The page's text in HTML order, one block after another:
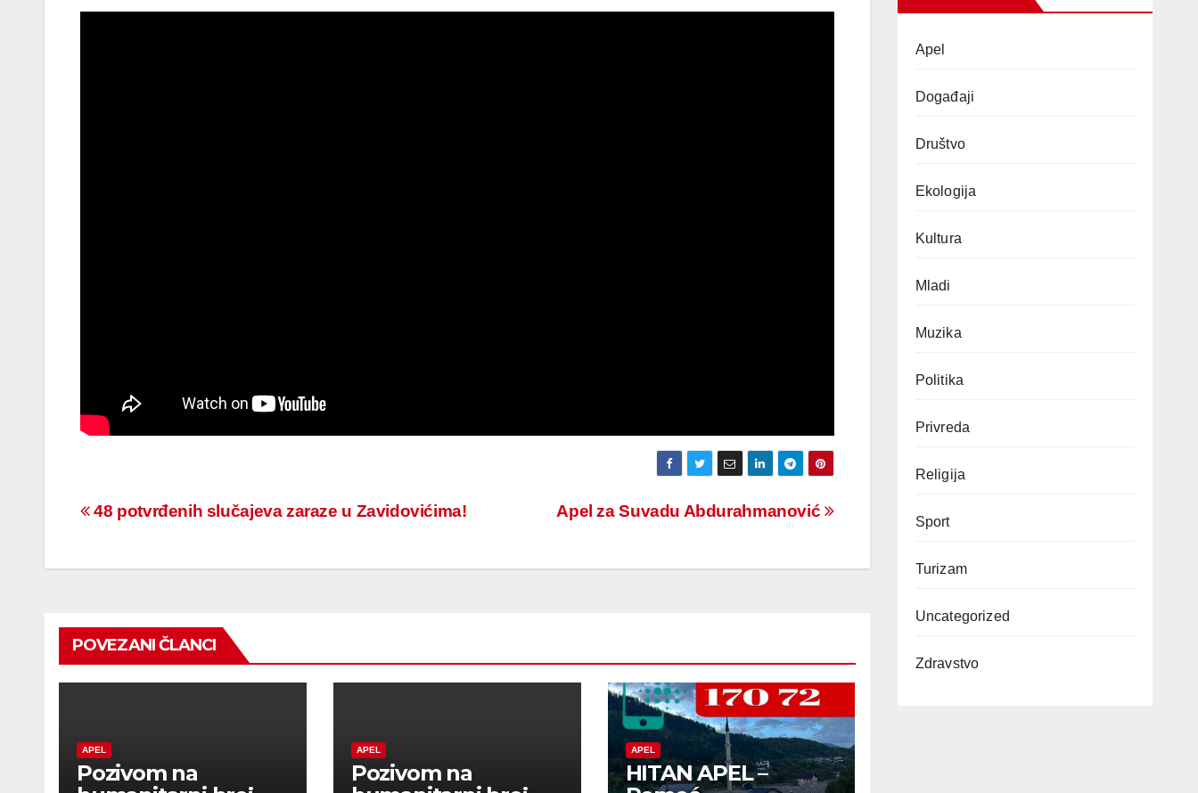
Navigacija
Apel za Suvadu Abdurahmanović
48 potvrđenih slučajeva zaraze u Zavidovićima!
POVEZANI ČLANCI
APEL
Pozivom na
APEL
Pozivom na
APEL
HITAN APEL –
Apel
Događaji
Društvo
Ekologija
Kultura
Mladi
Muzika
Politika
Privreda
Religija
Sport
Turizam
Uncategorized
Zdravstvo